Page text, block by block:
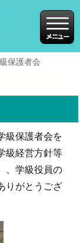
保護者会
級保護者会を
級経営方針等
、学級役員の
りがとうござ